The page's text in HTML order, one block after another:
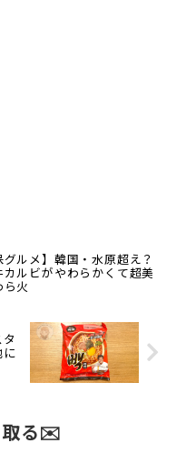
グルメ】韓国・水原超え？
ルビがやわらかくて超美
火
に
取る✉️